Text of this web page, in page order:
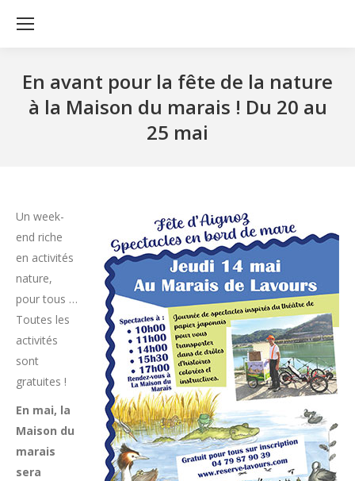
En avant pour la fête de la nature
à la Maison du marais ! Du 20 au
25 mai
Un week-
end riche
en activités
nature,
pour tous …
Toutes les
activités
sont
gratuites !
En mai, la
Maison du
marais
sera